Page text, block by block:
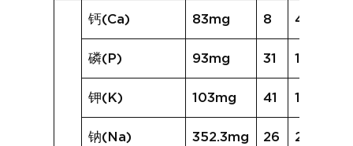
钙(Ca) 83mg 8 46mg
磷(P) 93mg 31 101mg
钾(K) 103mg 41 143mg
钠(Na) 352.3mg 26